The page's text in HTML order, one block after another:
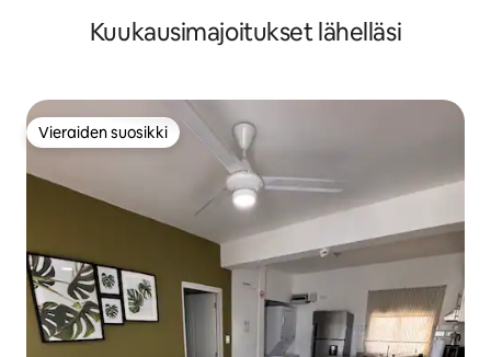
Kuukausimajoitukset lähelläsi
Vieraiden suosikki
Vieraiden suosikki